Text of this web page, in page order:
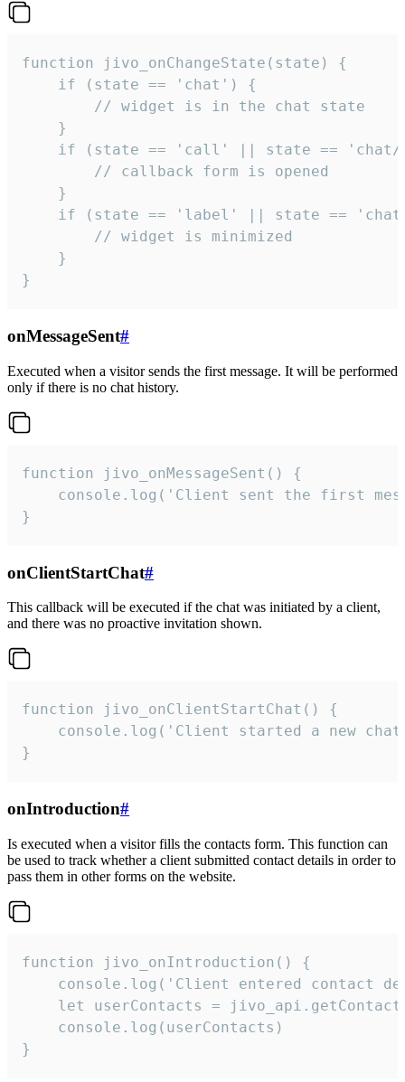
function jivo_onChangeState(state) {
    if (state == 'chat') {
        // widget is in the chat state
    }
if (state == 'call' || state ==
        // callback form is opened
    }
if (state == 'label' || state ==
        // widget is minimized
    }
}
onMessageSent#
Executed when a visitor sends the first message. It will be performed
only if there is no chat history.
function jivo_onMessageSent() {
console.log('Client sent the first
}
onClientStartChat#
This callback will be executed if the chat was initiated by a client,
and there was no proactive invitation shown.
function jivo_onClientStartChat() {
console.log('Client started a new
}
onIntroduction#
Is executed when a visitor fills the contacts form. This function can
be used to track whether a client submitted contact details in order to
pass them in other forms on the website.
function jivo_onIntroduction() {
console.log('Client entered contact
let userContacts =
    console.log(userContacts)
}